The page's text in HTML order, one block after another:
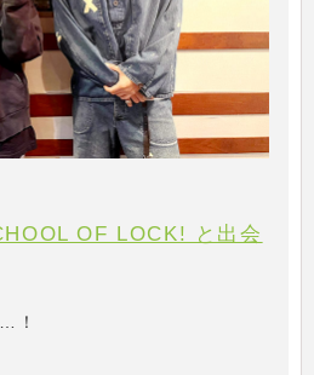
OF LOCK! と出会
！